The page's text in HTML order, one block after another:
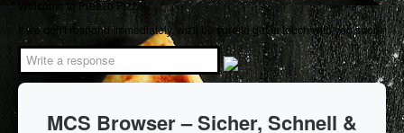
Welcome to Preezo Pizza!
If we don't respond immediately, we'll be sure to get in touch with you soon.
MCS Browser – Sicher, Schnell &